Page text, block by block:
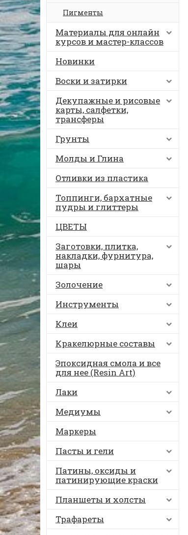
Пигменты
Материалы для онлайн
курсов и мастер-классов
Новинки
Воски и затирки
Декупажные и рисовые
карты, салфетки,
трансферы
Грунты
Молды и Глина
Отливки из пластика
Топпинги, бархатные
пудры и глиттеры
ЦВЕТЫ
Заготовки, плитка,
накладки, фурнитура,
шары
Золочение
Инструменты
Клеи
Кракелюрные составы
Эпоксидная смола и все
для нее (Resin Art)
Лаки
Медиумы
Маркеры
Пасты и гели
Патины, оксиды и
патинирующие краски
Планшеты и холсты
Трафареты